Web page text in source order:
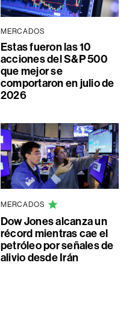
MERCADOS
Estas fueron las 10
acciones del S&P 500
que mejor se
comportaron en julio de
2026
MERCADOS
Dow Jones alcanza un
récord mientras cae el
petróleo por señales de
alivio desde Irán